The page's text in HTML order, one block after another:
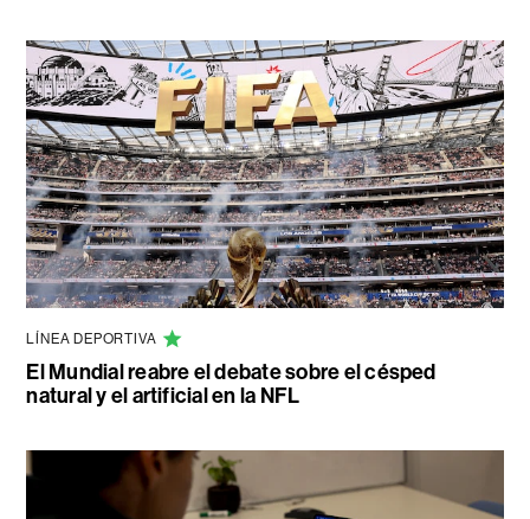
LÍNEA DEPORTIVA
El Mundial reabre el debate sobre el césped
natural y el artificial en la NFL